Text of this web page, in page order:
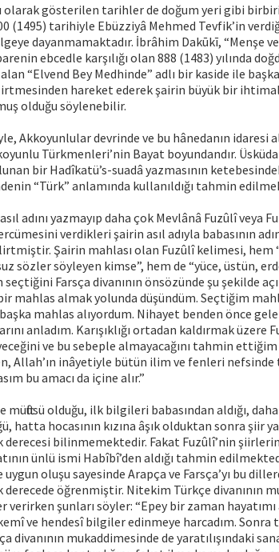
olarak gösterilen tarihler de doğum yeri gibi
(1495) tarihiyle Ebüzziyâ Mehmed Tevfik’in
dayanmamaktadır. İbrâhim Dakūkī, “Menşe
ebcedle karşılığı olan 888 (1483) yılında
“Elvend Bey Medhinde” adlı bir kaside ile
hareket ederek şairin büyük bir
olduğu söylenebilir.
Akkoyunlular devrinde ve bu hânedanın idaresi
Türkmenleri’nin Bayat boyundandır.
bir Hadîkatü’s-suadâ yazmasının
“Türk” anlamında kullanıldığı tahmin
adını yazmayıp daha çok Mevlânâ Fuzûlî veya
verdikleri şairin asıl adıyla babasının
Şairin mahlası olan Fuzûlî kelimesi,
sözler söyleyen kimse”, hem de “yüce, üstün,
Farsça divanının önsözünde şu şekilde
mahlas almak yolunda düşündüm. Seçtiğim
mahlas alıyordum. Nihayet benden önce
anladım. Karışıklığı ortadan kaldırmak üzere
ve bu sebeple almayacağını tahmin
Allah’ın inâyetiyle bütün ilim ve fenleri
bu amacı da içine alır.”
müftüsü olduğu, ilk bilgileri babasından aldığı,
hatta hocasının kızına âşık olduktan sonra şiir
bilinmemektedir. Fakat Fuzûlî’nin
ünlü ismi Habîbî’den aldığı tahmin
uygun oluşu sayesinde Arapça ve Farsça’yı bu
derecede öğrenmiştir. Nitekim Türkçe divanının
verirken şunları söyler: “Epey bir zaman
ve hendesî bilgiler edinmeye harcadım.
divanının mukaddimesinde de yaratılışındaki